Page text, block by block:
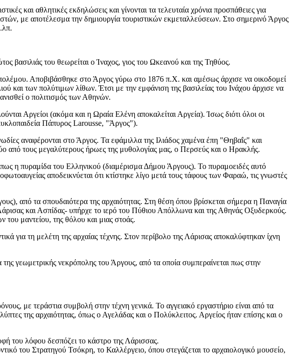
και αθλητικές εκδηλώσεις και γίνονται τα τελευταία χρόνια προσπάθειες για
με αποτέλεσμα την δημιουργία τουριστικών εκμεταλλεύσεων. Στο σημερινό Άργος
βασιλιάς του θεωρείται ο Ίναχος, γιος του Ωκεανού και της Τηθύος.
Αποβιβάσθηκε στο Άργος γύρω στο 1876 π.Χ. και αμέσως άρχισε να οικοδομεί
και των πολύτιμων λίθων. Έτσι με την εμφάνιση της βασιλείας του Ινάχου άρχισε να
ο πολιτισμός των Αθηνών.
Αργείοι (ακόμα και η Ωραία Ελένη αποκαλείται Αργεία). Ίσως διότι όλοι οι
Πάπυρος Larousse, "Άργος").
αναφέρονται στο Άργος. Τα εφάμιλλα της Ιλιάδος χαμένα έπη "Θηβαΐς" και
από τους μεγαλύτερους ήρωες της μυθολογίας μας, ο Περσεύς και ο Ηρακλής.
η πυραμίδα του Ελληνικού (διαμέρισμα Δήμου Άργους). Το πυραμοειδές αυτό
αποδεικνύεται ότι κτίστηκε λίγο μετά τους τάφους των Φαραώ, τις γνωστές
από τα σπουδαιότερα της αρχαιότητας. Στη θέση όπου βρίσκεται σήμερα η Παναγία
και Ασπίδας- υπήρχε το ιερό του Πύθιου Απόλλωνα και της Αθηνάς Οξυδερκούς.
μαντείου, της θόλου και μιας στοάς.
για τη μελέτη της αρχαίας τέχνης. Στον περίβολο της Λάρισας αποκαλύφτηκαν ίχνη
γεωμετρικής νεκρόπολης του Άργους, από τα οποία συμπεραίνεται πως στην
με τεράστια συμβολή στην τέχνη γενικά. Το αγγειακό εργαστήριο είναι από τα
της αρχαιότητας, όπως ο Αγελάδας και ο Πολύκλειτος. Αργείος ήταν επίσης και ο
του λόφου δεσπόζει το κάστρο της Λάρισσας.
του Στρατηγού Τσόκρη, το Καλλέργειο, όπου στεγάζεται το αρχαιολογικό μουσείο,